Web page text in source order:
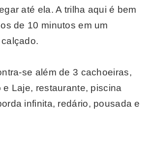
até ela. A trilha aqui é bem
de 10 minutos em um
se além de 3 cachoeiras,
e Laje, restaurante, piscina
infinita, redário, pousada e